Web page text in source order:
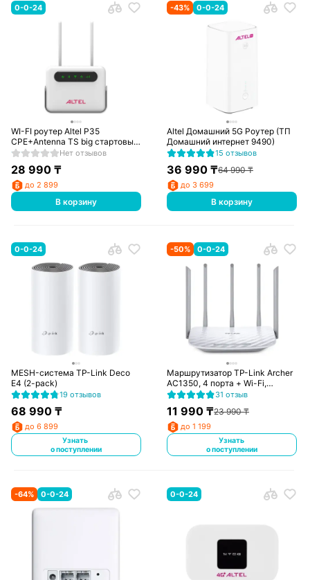
0-0-24
WI-FI роутер Altel P35
CPE+Antenna TS big стартовый
комплект
Нет отзывов
28 990₸
до 2 899
В корзину
-43% 0-0-24
Altel Домашний 5G Роутер (ТП
Домашний интернет 9490)
15 отзывов
36 990 ₸64 990₸
до 3 699
В корзину
0-0-24
MESH-система TP-Link Deco
E4 (2-pack)
19 отзывов
68 990₸
до 6 899
Узнать
о поступлении
-50% 0-0-24
Маршрутизатор TP-Link Archer
AC1350, 4 порта + Wi-Fi,
450/867 Mbps (Archer C60)
31 отзыв
11 990 ₸23 990₸
до 1 199
Узнать
о поступлении
-64% 0-0-24 0-0-24